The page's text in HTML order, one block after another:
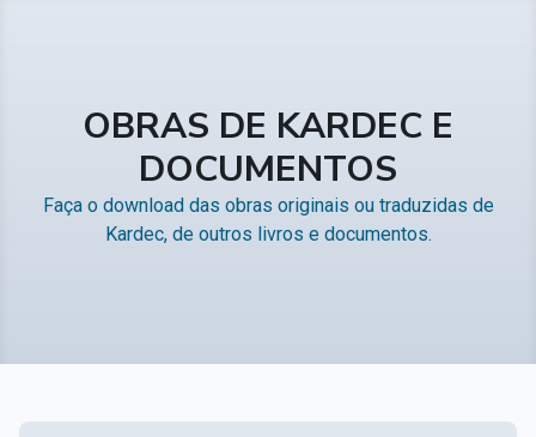
OBRAS DE KARDEC E
DOCUMENTOS
Faça o download das obras originais ou traduzidas de
Kardec, de outros livros e documentos.